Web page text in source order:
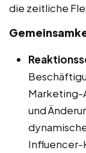
die zeitliche
Marketing-
und
Influencer-